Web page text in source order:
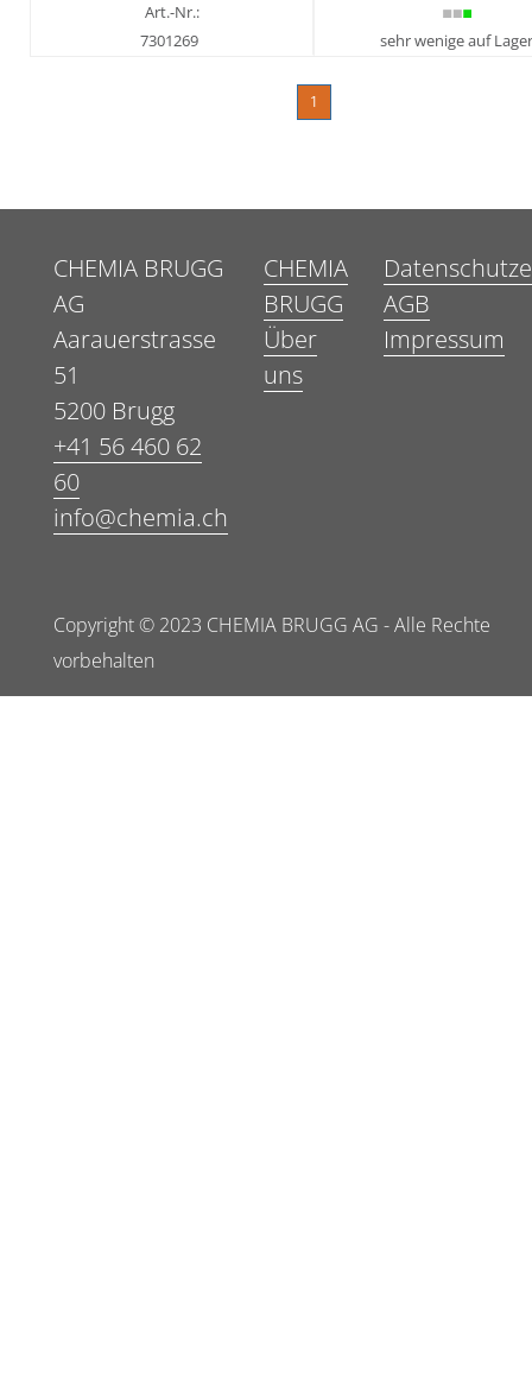
Art.-Nr.:
7301269
sehr wenige auf Lager
1
CHEMIA BRUGG
AG
Aarauerstrasse
51
5200 Brugg
+41 56 460 62
60
info@chemia.ch
CHEMIA
BRUGG
Über
uns
AGB
Impressum
Copyright © 2023 CHEMIA BRUGG AG - Alle Rechte
vorbehalten